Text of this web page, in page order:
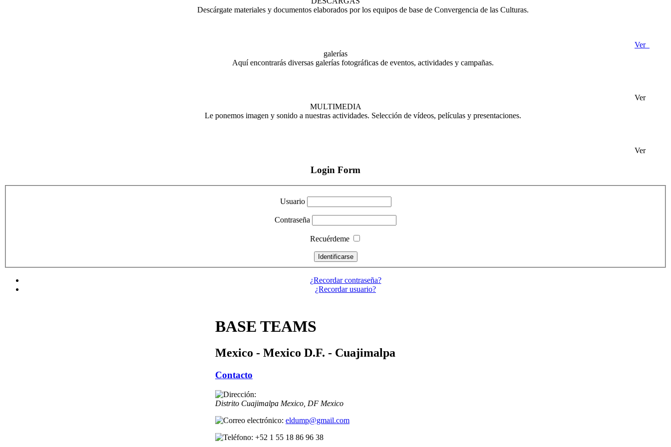
Descárgate materiales y documentos elaborados por los equipos de base de Convergencia de las Culturas.
Ver
galerías
Aquí encontrarás diversas galerías fotográficas de eventos, actividades y campañas.
Ver
MULTIMEDIA
Le ponemos imagen y sonido a nuestras actividades. Selección de vídeos, películas y presentaciones.
Ver
Login Form
Usuario
Contraseña
Recuérdeme
¿Recordar contraseña?
¿Recordar usuario?
BASE TEAMS
Mexico - Mexico D.F. - Cuajimalpa
Contacto
Distrito Cuajimalpa Mexico, DF Mexico
eldump@gmail.com
+52 1 55 18 86 96 38